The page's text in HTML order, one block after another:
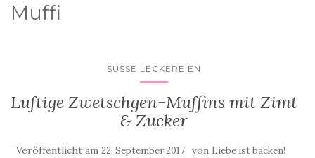
Muffi
SÜSSE LECKEREIEN
Luftige Zwetschgen-Muffins mit Zimt
& Zucker
Veröffentlicht am 22. September 2017 von Liebe ist backen!